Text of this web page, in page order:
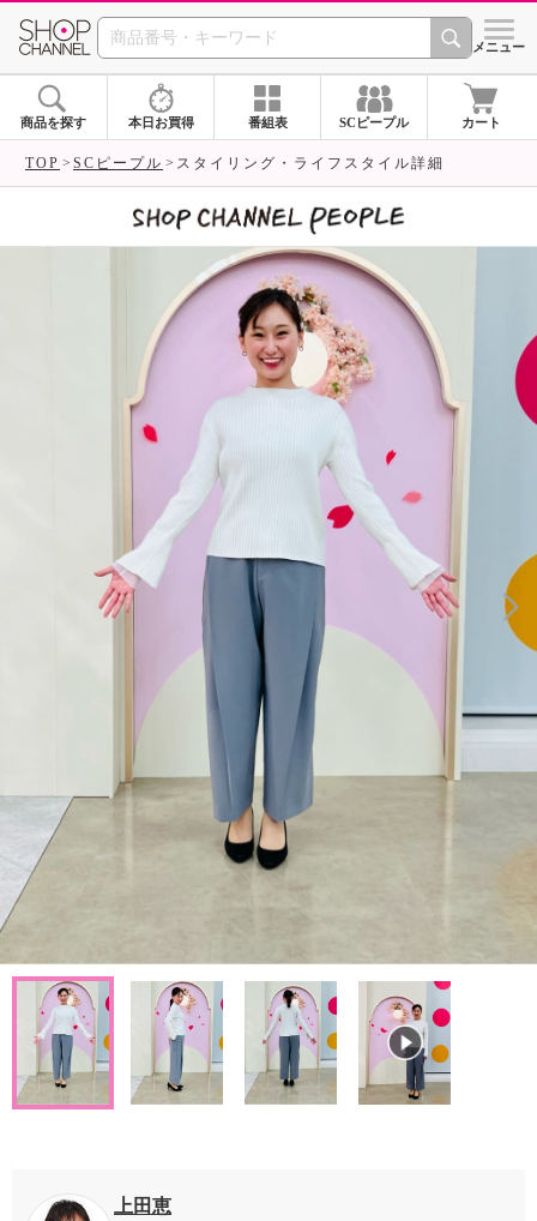
SHOP CHANNEL シメニュー
商品を探す 本日お買得 番組表 SCピープル カート
TOP SCピープル スタイリング・ライフスタイル詳細
上田恵